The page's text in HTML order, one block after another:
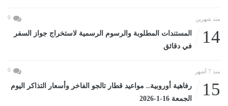
منذ شهرين 0
14
المستندات المطلوبة والرسوم الرسمية لاستخراج جواز السفر
في دقائق
منذ 7 أشهر 0
15
رفاهية أوروبية.. مواعيد قطار تالجو الفاخر وأسعار التذاكر اليوم
الجمعة 16-1-2026